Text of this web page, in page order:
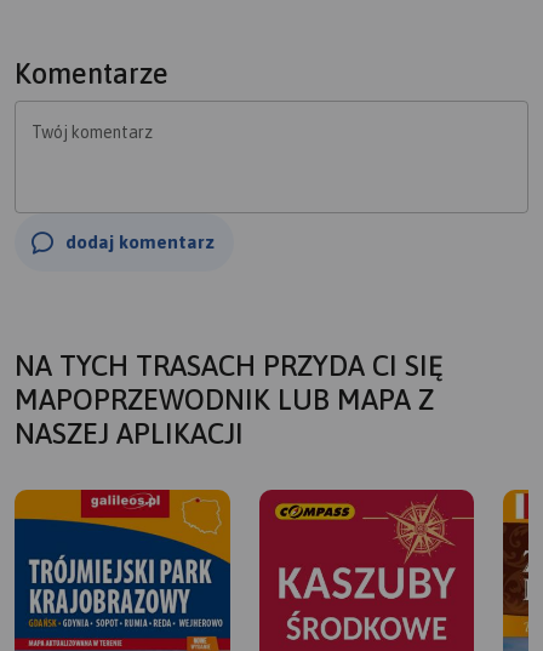
Komentarze
Twój komentarz
dodaj komentarz
NA TYCH TRASACH PRZYDA CI SIĘ
MAPOPRZEWODNIK LUB MAPA Z
NASZEJ APLIKACJI